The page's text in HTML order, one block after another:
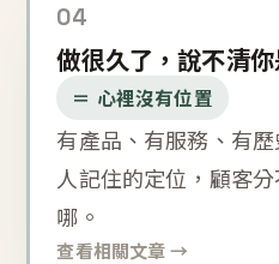
04
做很久了，說不清你
＝ 心裡沒有位置
有產品、有服務、有
人記住的定位，顧客
哪。
查看相關文章 →